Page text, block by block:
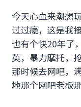
今天心血来潮想
过过瘾，这是我
也有个快20年了
英，暴力摩托，
那时候去网吧，
地那个网吧老板